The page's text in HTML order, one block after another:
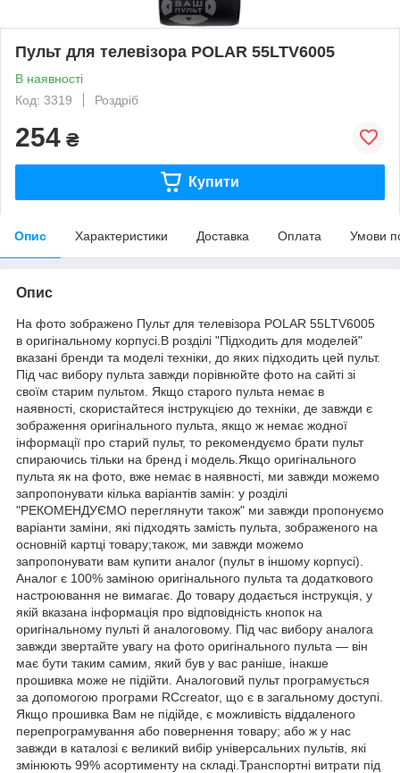
Пульт для телевізора POLAR 55LTV6005
В наявності
Код: 3319
Роздріб
254 ₴
Купити
Опис Характеристики Доставка Оплата Умови
Опис
На фото зображено Пульт для телевізора POLAR 55LTV6005
в оригінальному корпусі.В розділі "Підходить для моделей"
вказані бренди та моделі техніки, до яких підходить цей пульт.
Під час вибору пульта завжди порівнюйте фото на сайті зі
своїм старим пультом. Якщо старого пульта немає в
наявності, скористайтеся інструкцією до техніки, де завжди є
зображення оригінального пульта, якщо ж немає жодної
інформації про старий пульт, то рекомендуємо брати пульт
спираючись тільки на бренд і модель.Якщо оригінального
пульта як на фото, вже немає в наявності, ми завжди можемо
запропонувати кілька варіантів замін: у розділі
"РЕКОМЕНДУЄМО переглянути також" ми завжди пропонуємо
варіанти заміни, які підходять замість пульта, зображеного на
основній картці товару;також, ми завжди можемо
запропонувати вам купити аналог (пульт в іншому корпусі).
Аналог є 100% заміною оригінального пульта та додаткового
настроювання не вимагає. До товару додається інструкція, у
якій вказана інформація про відповідність кнопок на
оригінальному пульті й аналоговому. Під час вибору аналога
завжди звертайте увагу на фото оригінального пульта — він
має бути таким самим, який був у вас раніше, інакше
прошивка може не підійти. Аналоговий пульт програмується
за допомогою програми RCcreator, що є в загальному доступі.
Якщо прошивка Вам не підійде, є можливість віддаленого
перепрограмування або повернення товару; або ж у нас
завжди в каталозі є великий вибір універсальних пультів, які
змінюють 99% асортименту на складі.Транспортні витрати під